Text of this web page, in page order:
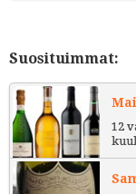
Suosituimmat:
12